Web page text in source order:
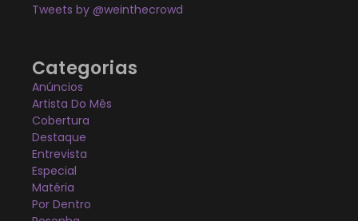
Tweets by @weinthecrowd
Categorias
Anúncios
Artista Do Mês
Cobertura
Destaque
Entrevista
Especial
Matéria
Por Dentro